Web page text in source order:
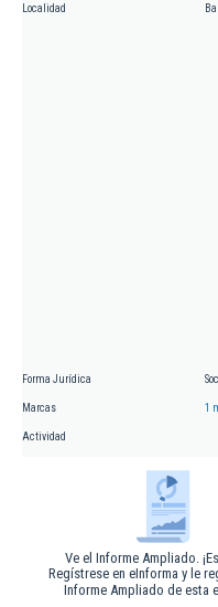
Localidad
Forma Jurídica
Marcas 1
Actividad
Ve el Informe Ampliado.
Regístrese en eInforma y le
Informe Ampliado de esta